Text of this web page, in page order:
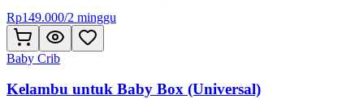
Rp149.000/2 minggu
Baby Crib
Kelambu untuk Baby Box (Universal)